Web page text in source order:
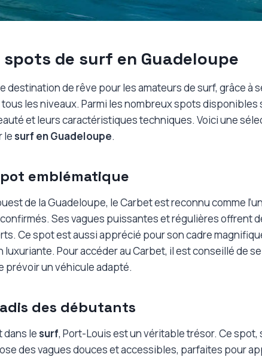
spots de surf en Guadeloupe
destination de rêve pour les amateurs de surf, grâce à
les niveaux. Parmi les nombreux spots disponibles
et leurs caractéristiques techniques. Voici une
le surf en Guadeloupe.
emblématique
de la Guadeloupe, le Carbet est reconnu comme
Ses vagues puissantes et régulières offrent
Ce spot est aussi apprécié pour son cadre
Pour accéder au Carbet, il est conseillé de
prévoir un véhicule adapté.
des débutants
dans le surf, Port-Louis est un véritable trésor. Ce spot,
des vagues douces et accessibles, parfaites pour